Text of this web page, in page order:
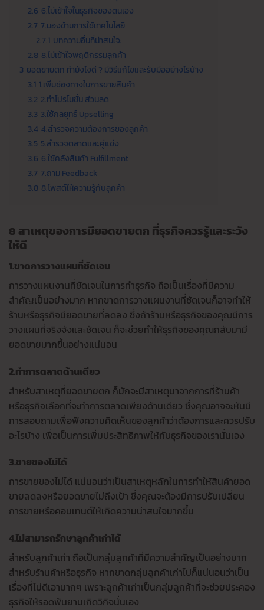
2.6 6.ไม่เข้าใจในธุรกิจของตนเอง
2.7 7.มองข้ามการใช้เทคโนโลยี
2.7.1 บทความอื่นที่น่าสนใจ:
2.8 8.ไม่เข้าใจพฤติกรรมลูกค้า
3 ยอดขายตก ทำยังไงดี ? มีวิธีแก้ไขและรับมืออย่างไรบ้าง
3.1 1.เพิ่มช่องทางในการขายสินค้า
3.2 2.ทำโปรโมชั่น ส่วนลด
3.3 3.ใช้กลยุทธ์ Upselling
3.4 4.สำรวจความต้องการของลูกค้า
3.5 5.สำรวจตลาดและคู่แข่ง
3.6 6.ใช้คลังสินค้า Fulfillment
3.7 7.ถาม Feedback
3.8 8.โพสต์ให้ความรู้กับลูกค้า
8 สาเหตุของการมียอดขายตก ที่ธุรกิจควรรู้และระวัง
ให้ดี
1.ขาดการวางแผนที่ชัดเจน
การวางแผนงานที่ชัดเจนในการทำธุรกิจ ถือเป็นเรื่องที่มีความ
สำคัญเป็นอย่างมาก หากขาดการวางแผนงานที่ชัดเจนก็อาจทำให้
ร้านหรือธุรกิจมียอดขายที่ลดลง ซึ่งถ้าร้านหรือธุรกิจของคุณมีการ
วางแผนที่จริงจังและชัดเจน ก็จะช่วยทำให้ธุรกิจของคุณกลับมามี
ยอดขายมากขึ้นอย่างแน่นอน
2.ทำการตลาดด้านเดียว
สำหรับสาเหตุที่ยอดขายตก ก็มักจะมีสาเหตุมาจากการที่ร้านค้า
หรือธุรกิจเลือกที่จะทำการตลาดเพียงด้านเดียว ซึ่งคุณอาจจะหันมี
การสอบถามเพื่อฟังความคิดเห็นของลูกค้าว่าต้องการและควรปรับ
อะไรบ้าง เพื่อเป็นการเพิ่มประสิทธิภาพให้กับธุรกิจของเรานั่นเอง
3.ขายของไม่ได้
การขายของไม่ได้ แน่นอนว่าเป็นสาเหตุหลักในการทำให้สินค้ายอด
ขายลดลงหรือยอดขายไม่ถึงเป้า ซึ่งคุณจะต้องมีการปรับเปลี่ยน
การขายหรือคอนเทนต์ให้เกิดความน่าสนใจมากขึ้น
4.ไม่สามารถรักษาลูกค้าเก่าได้
สำหรับลูกค้าเก่า ถือเป็นกลุ่มลูกค้าที่มีความสำคัญเป็นอย่างมาก
สำหรับร้านค้าหรือธุรกิจ หากขาดกลุ่มลูกค้าเก่าไปก็แน่นอนว่าเป็น
เรื่องที่ไม่ดีเอามากๆ เพราะลูกค้าเก่าเป็นกลุ่มลูกค้าที่จะช่วยประคอง
ธุรกิจให้รอดพ้นยามเกิดวิกิจนั่นเอง